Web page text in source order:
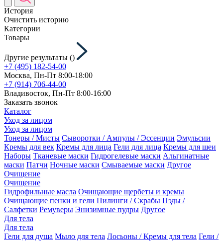
История
Очистить историю
Категории
Товары
Другие результаты ()
+7 (495) 182-54-00
Москва, Пн-Пт 8:00-18:00
+7 (914) 706-44-00
Владивосток, Пн-Пт 8:00-16:00
Заказать звонок
Каталог
Уход за лицом
Уход за лицом
Тонеры / Мисты Сыворотки / Ампулы / Эссенции Эмульсии
Кремы для век Кремы для лица Гели для лица Кремы для шеи
Наборы Тканевые маски Гидрогелевые маски Альгинатные
маски Патчи Ночные маски Смываемые маски Другое
Очищение
Очищение
Гидрофильные масла Очищающие щербеты и кремы
Очищающие пенки и гели Пилинги / Скрабы Пэды /
Салфетки Ремуверы Энизимные пудры Другое
Для тела
Для тела
Гели для душа Мыло для тела Лосьоны / Кремы для тела Гели /